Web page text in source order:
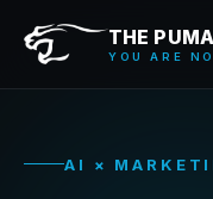
THE
YOU ARE
AI ×